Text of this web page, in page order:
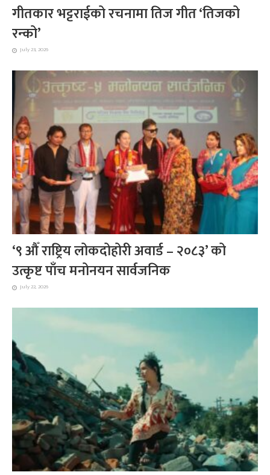
गीतकार भट्टराईको रचनामा तिज गीत ‘तिजको
रन्को’
July 23, 2026
‘९ औँ राष्ट्रिय लोकदोहोरी अवार्ड – २०८३’ को
उत्कृष्ट पाँच मनोनयन सार्वजनिक
July 22, 2026